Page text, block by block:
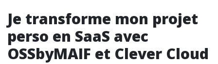
Je transforme mon projet
perso en SaaS avec
OSSbyMAIF et Clever Cloud